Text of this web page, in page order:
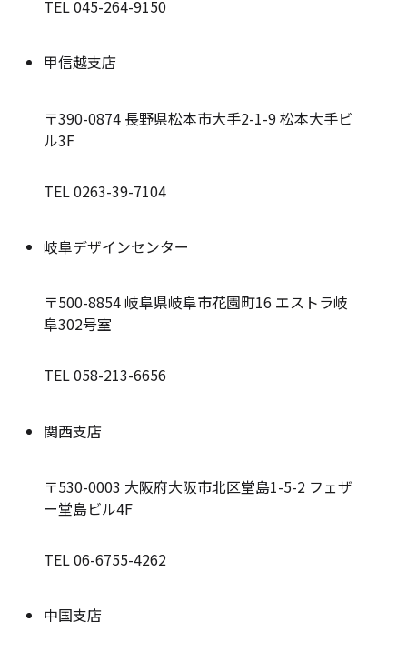
TEL 045-264-9150
甲信越支店
〒390-0874 長野県松本市大手2-1-9 松本大手ビ
ル3F
TEL 0263-39-7104
岐阜デザインセンター
〒500-8854岐阜県岐阜市花園町16 エストラ岐
阜302号室
TEL 058-213-6656
関西支店
〒530-0003 大阪府大阪市北区堂島1-5-2 フェザ
ー堂島ビル4F
TEL 06-6755-4262
中国支店